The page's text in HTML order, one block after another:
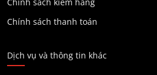
Chính sách thanh toán
Dịch vụ và thông tin khác